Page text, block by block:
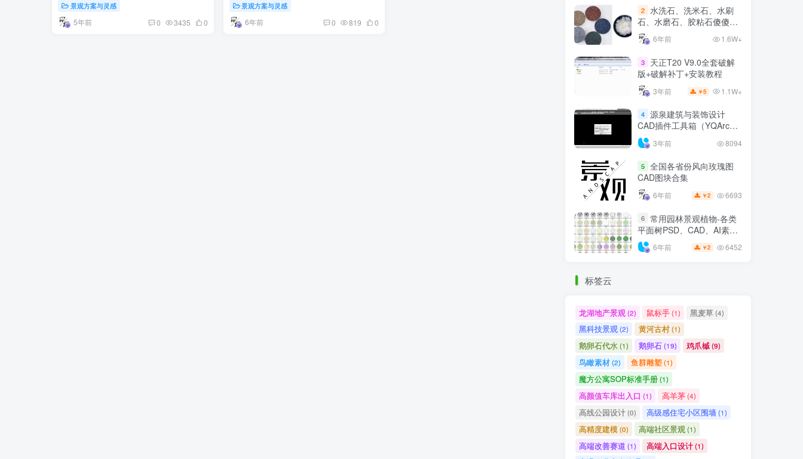
景观方案与灵感
5年前 0 3435 0
景观方案与灵感
6年前 0 819 0
2
水洗石、洗米石、水刷
石、水磨石、胶粘石傻傻分
不清楚
6年前 1.6W+
3
天正T20 V9.0全套破解
版+破解补丁+安装教程
3年前 ￥5 1.1W+
4 源泉建筑与装饰设计
CAD插件工具箱（YQArch
6.7.4）
3年前 8094
5 全国各省份风向玫瑰图
CAD图块合集
6年前 ￥2 6693
6 常用园林景观植物-各类
平面树PSD、CAD、AI素材
线稿
6年前 ￥2 6452
标签云
龙湖地产景观 (2) 鼠标手(1) 黑麦草(4)
黑科技景观(2) 黄河古村(1)
鹅卵石代水(1) 鹅卵石(19) 鸡爪槭(9)
鸟瞰素材(2) 鱼群雕塑 (1)
魔方公寓SOP标准手册(1)
高颜值车库出入口 (1) 高羊茅(4)
高线公园设计(0) 高级感住宅小区围墙(1)
高精度建模(0) 高端社区景观 (1)
高端改善赛道 (1) 高端入口设计(1)